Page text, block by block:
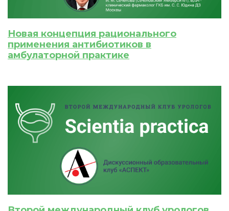
Новая концепция рационального
применения антибиотиков в
амбулаторной практике
ИСКАТЬ
ПОЛУЧИТЬ
Подтвердите списание баллов
После подтверждения медкоины будут
Приобретено